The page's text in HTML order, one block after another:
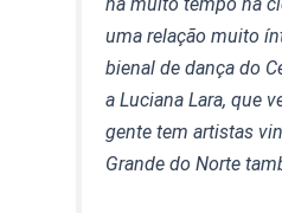
uma relação muito
bienal de dança do
a Luciana Lara, que
gente tem artistas
Grande do Norte